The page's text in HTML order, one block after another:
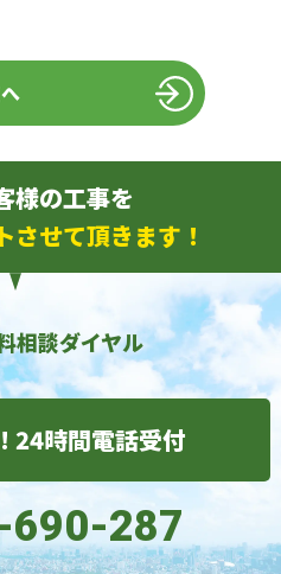
様の工事を
させて頂きます！
相談ダイヤル
24時間電話受付
690-287